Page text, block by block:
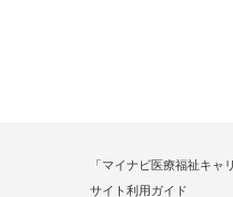
「マイナビ医療福祉キャ
サイト利用ガイド